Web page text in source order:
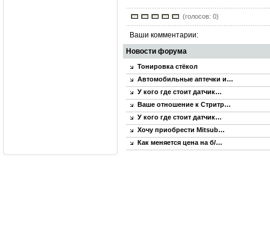
(голосов: 0)
Ваши комментарии:
Новости форума
Тонировка стёкол
Автомобильные аптечки и…
У кого где стоит датчик…
Ваше отношение к Стритр…
У кого где стоит датчик…
Хочу приобрести Mitsub…
Как меняется цена на б/…